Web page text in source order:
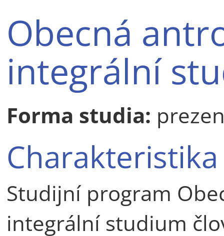
Obecná
integrální
Forma studia:
Studijní program
integrální studium